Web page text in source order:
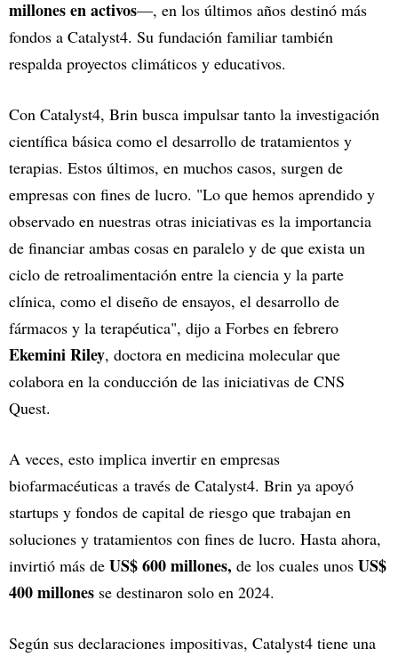
millones en activos—, en los últimos años destinó más
fondos a Catalyst4. Su fundación familiar también
respalda proyectos climáticos y educativos.
Con Catalyst4, Brin busca impulsar tanto la investigación
científica básica como el desarrollo de tratamientos y
terapias. Estos últimos, en muchos casos, surgen de
empresas con fines de lucro. "Lo que hemos aprendido y
observado en nuestras otras iniciativas es la importancia
de financiar ambas cosas en paralelo y de que exista un
ciclo de retroalimentación entre la ciencia y la parte
clínica, como el diseño de ensayos, el desarrollo de
fármacos y la terapéutica", dijo a Forbes en febrero
Ekemini Riley, doctora en medicina molecular que
colabora en la conducción de las iniciativas de CNS
Quest.
A veces, esto implica invertir en empresas
biofarmacéuticas a través de Catalyst4. Brin ya apoyó
startups y fondos de capital de riesgo que trabajan en
soluciones y tratamientos con fines de lucro. Hasta ahora,
invirtió más de US$ 600 millones, de los cuales unos US$
400 millones se destinaron solo en 2024.
Según sus declaraciones impositivas, Catalyst4 tiene una